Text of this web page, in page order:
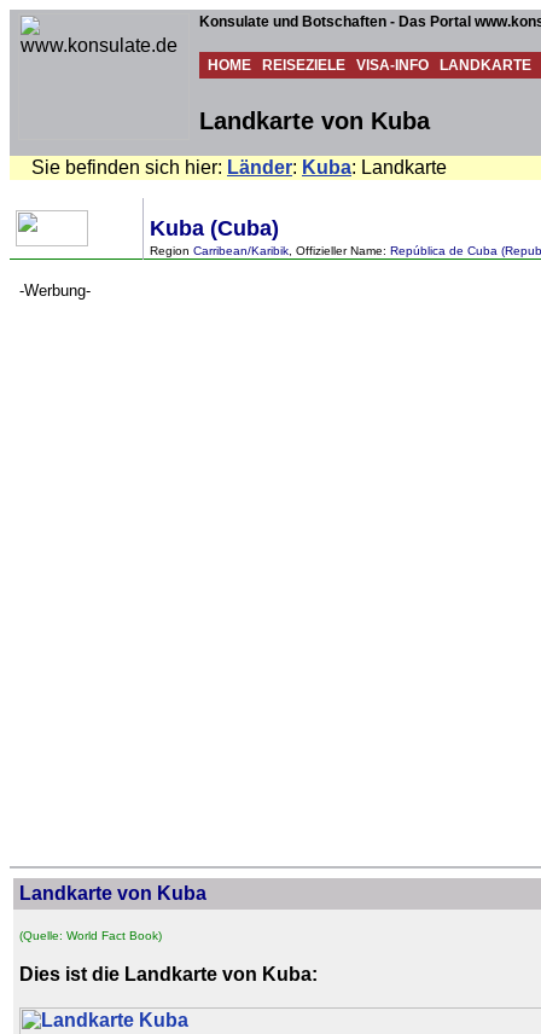
Konsulate und Botschaften - Das Portal
HOME REISEZIELE VISA-INFO LANDKARTE
Landkarte von Kuba
Sie befinden sich hier: Länder: Kuba: Landkarte
Kuba (Cuba)
Region Carribean/Karibik , Offizieller Name: República de Cuba
-Werbung-
Landkarte von Kuba
(Quelle: World Fact Book)
Dies ist die Landkarte von Kuba: